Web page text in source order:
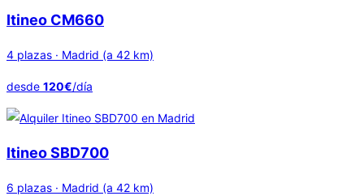
Itineo CM660
4 plazas · Madrid (a 42 km)
desde 120€/día
Itineo SBD700
6 plazas · Madrid (a 42 km)